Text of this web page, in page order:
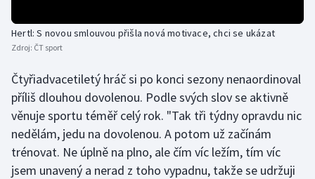
Ragby
Rychlostní kanoistika
Short track
Sportovní střelba
Hertl: S novou smlouvou přišla nová motivace, chci se ukázat
Zdroj: ČT sport
Čtyřiadvacetiletý hráč si po konci sezony nenaordinoval
příliš dlouhou dovolenou. Podle svých slov se aktivně
věnuje sportu téměř celý rok. "Tak tři týdny opravdu nic
nedělám, jedu na dovolenou. A potom už začínám
trénovat. Ne úplně na plno, ale čím víc ležím, tím víc
jsem unavený a nerad z toho vypadnu, takže se udržuji